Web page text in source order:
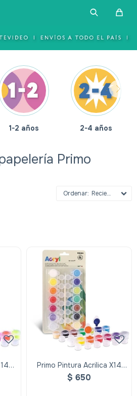
1-2 años 2-4 años
Primo
Recientes
Primo Pintura Acrilica X14
Colores De 4.5ml
$ 650